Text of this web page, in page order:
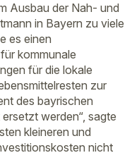
Ausbau der Nah- und
in Bayern zu viele
es einen
kommunale
für die lokale
zur
des bayrischen
werden“, sagte
kleineren und
nicht